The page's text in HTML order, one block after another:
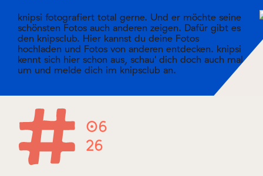
Eltern
Kontakt
Mitglied werden
Login
knipsi fotografiert total gerne. Und er möchte seine
schönsten Fotos auch anderen zeigen. Dafür gibt es
den knipsclub. Hier kannst du deine Fotos
hochladen und Fotos von anderen entdecken. knipsi
kennt sich hier schon aus, schau' dich doch auch mal
um und melde dich im knipsclub an.
06
26